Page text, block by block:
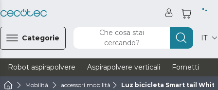
Categorie
Che cosa stai
cercando?
IT
Robot aspirapolvere Aspirapolvere verticali Fornetti
Mobilità accessori mobilità Luz bicicleta Smart tail